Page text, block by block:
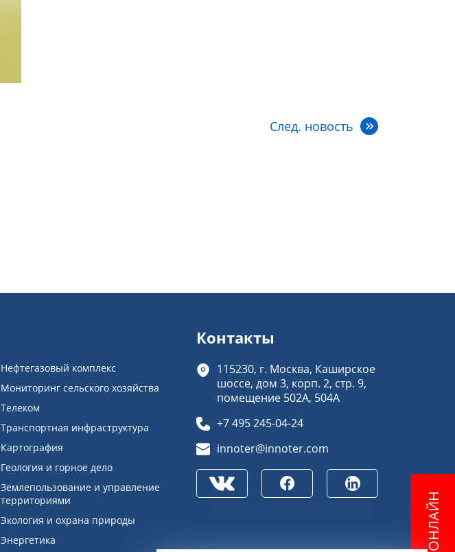
След. новость
Нефтегазовый комплекс
Мониторинг сельского хозяйства
Телеком
Транспортная инфраструктура
Картография
Геология и горное дело
Землепользование и управление
территориями
Экология и охрана природы
Энергетика
Контакты
115230, г. Москва, Каширское
шоссе, дом 3, корп. 2, стр. 9,
помещение 502А, 504А
+7 495 245-04-24
innoter@innoter.com